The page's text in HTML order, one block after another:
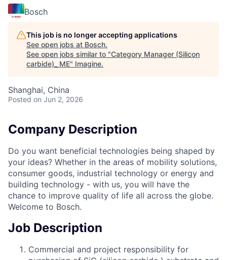
Bosch
This job is no longer accepting applications
See open jobs at Bosch.
See open jobs similar to "Category Manager (Silicon
carbide)_ ME" Imagine.
Shanghai, China
Posted on Jun 2, 2026
Company Description
Do you want beneficial technologies being shaped by
your ideas? Whether in the areas of mobility solutions,
consumer goods, industrial technology or energy and
building technology - with us, you will have the
chance to improve quality of life all across the globe.
Welcome to Bosch.
Job Description
Commercial and project responsibility for